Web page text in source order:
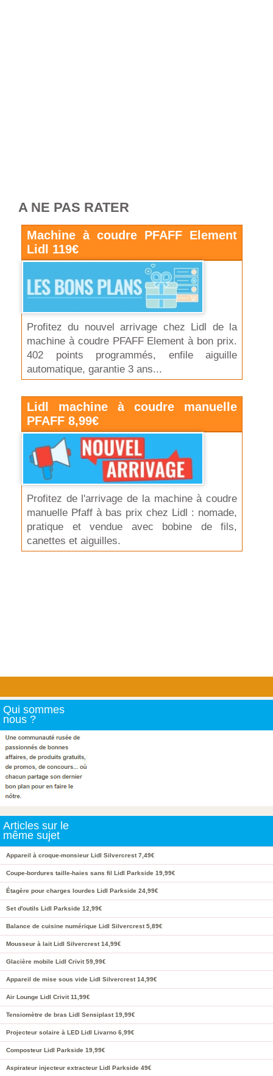
A NE PAS RATER
Machine à coudre PFAFF Element
Lidl 119€
Profitez du nouvel arrivage chez Lidl de la
machine à coudre PFAFF Element à bon prix.
402 points programmés, enfile aiguille
automatique, garantie 3 ans...
Lidl machine à coudre manuelle
PFAFF 8,99€
Profitez de l'arrivage de la machine à coudre
manuelle Pfaff à bas prix chez Lidl : nomade,
pratique et vendue avec bobine de fils,
canettes et aiguilles.
Qui sommes
nous ?
Articles sur le
même sujet
Appareil à croque-monsieur Lidl Silvercrest 7,49€
Coupe-bordures taille-haies sans fil Lidl Parkside 19,99€
Étagère pour charges lourdes Lidl Parkside 24,99€
Set d'outils Lidl Parkside 12,99€
Balance de cuisine numérique Lidl Silvercrest 5,89€
Mousseur à lait Lidl Silvercrest 14,99€
Glacière mobile Lidl Crivit 59,99€
Appareil de mise sous vide Lidl Silvercrest 14,99€
Air Lounge Lidl Crivit 11,99€
Tensiomètre de bras Lidl Sensiplast 19,99€
Projecteur solaire à LED Lidl Livarno 6,99€
Composteur Lidl Parkside 19,99€
Aspirateur injecteur extracteur Lidl Parkside 49€